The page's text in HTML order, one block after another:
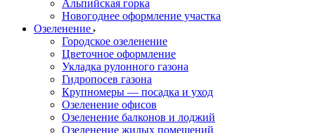
Альпийская горка
Новогоднее оформление участка
Озеленение
Городское озеленение
Цветочное оформление
Укладка рулонного газона
Гидропосев газона
Крупномеры — посадка и уход
Озеленение офисов
Озеленение балконов и лоджий
Озеленение жилых помещений